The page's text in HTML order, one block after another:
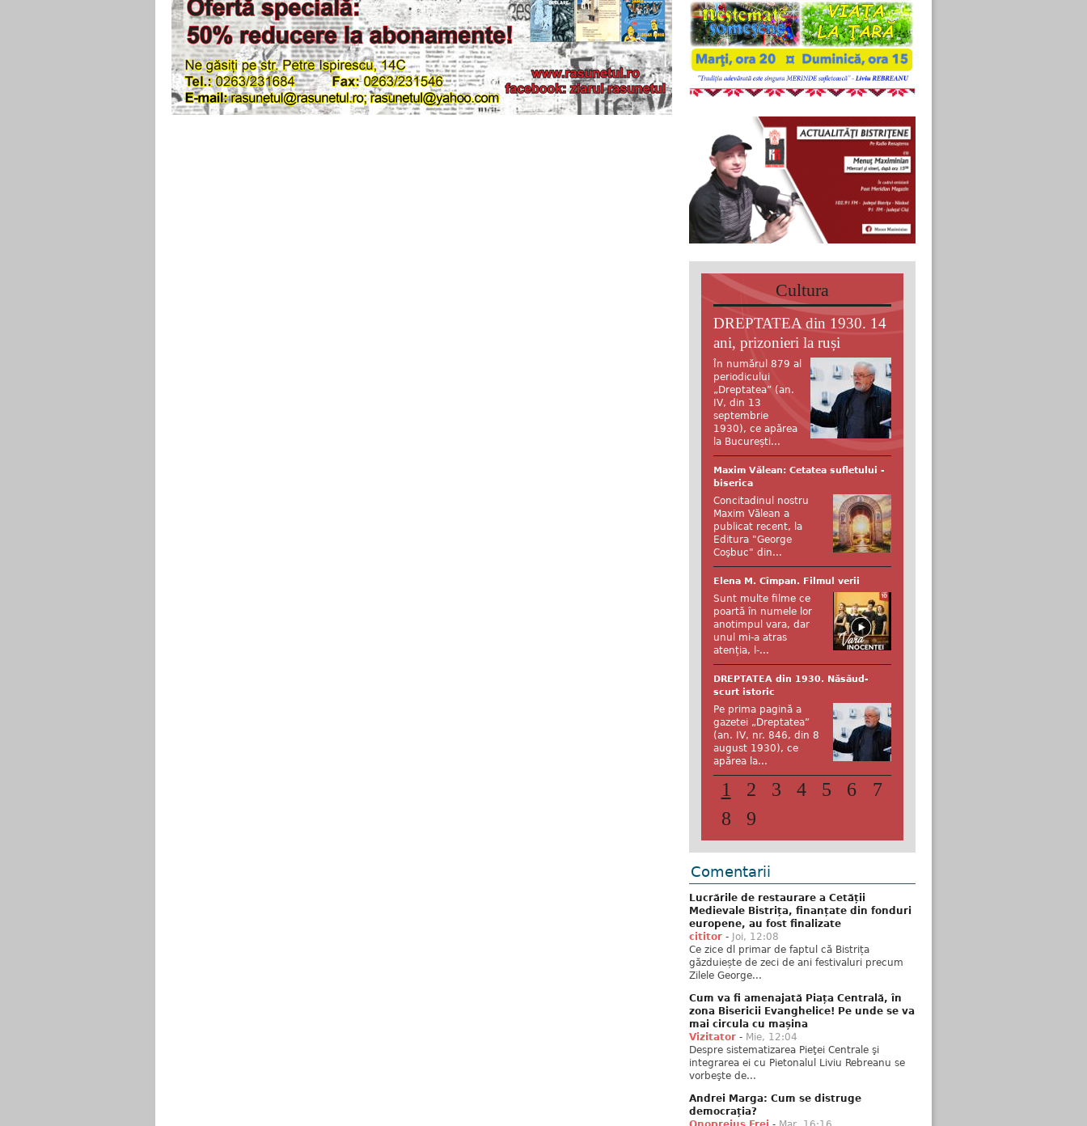
Cultura
DREPTATEA din 1930. 14
ani, prizonieri la ruși
În numărul 879 al
periodicului
„Dreptatea” (an.
IV, din 13
septembrie
1930), ce apărea
la București...
Maxim Vălean: Cetatea sufletului -
biserica
Concitadinul nostru
Maxim Vălean a
publicat recent, la
Editura "George
Coşbuc" din...
Elena M. Cîmpan. Filmul verii
Sunt multe filme ce
poartă în numele lor
anotimpul vara, dar
unul mi-a atras
atenția, l-...
DREPTATEA din 1930. Năsăud-
scurt istoric
Pe prima pagină a
gazetei „Dreptatea”
(an. IV, nr. 846, din 8
august 1930), ce
apărea la...
1 2 3 4 5 6
7
8
9
Comentarii
Lucrările de restaurare a Cetății
Medievale Bistrița, finanțate din fonduri
europene, au fost finalizate
cititor - Joi, 12:08
Ce zice dl primar de faptul că Bistrița
găzduiește de zeci de ani festivaluri precum
Zilele George...
Cum va fi amenajată Piața Centrală, în
zona Bisericii Evanghelice! Pe unde se va
mai circula cu mașina
Vizitator - Mie, 12:04
Despre sistematizarea Pieţei Centrale şi
integrarea ei cu Pietonalul Liviu Rebreanu se
vorbeşte de...
Andrei Marga: Cum se distruge
democrația?